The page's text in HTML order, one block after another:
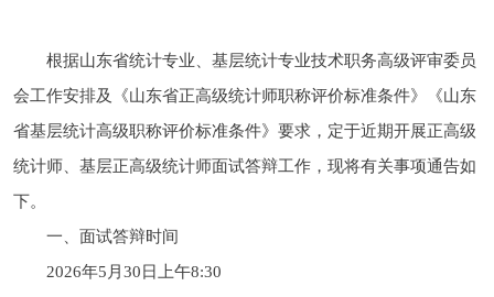
根据山东省统计专业、基层统计专业技术职务高级评审委员
会工作安排及《山东省正高级统计师职称评价标准条件》《山东
省基层统计高级职称评价标准条件》要求，定于近期开展正高级
统计师、基层正高级统计师面试答辩工作，现将有关事项通告如
下。
一、面试答辩时间
2026年5月30日上午8:30